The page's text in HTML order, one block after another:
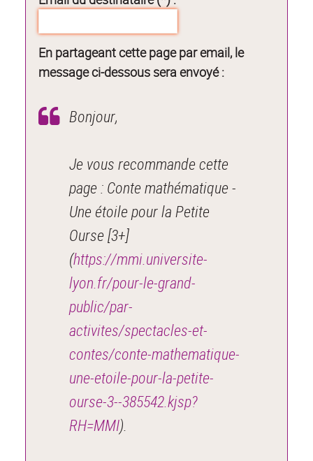
En partageant cette page par email, le
message ci-dessous sera envoyé :
Bonjour,
Je vous recommande cette
page : Conte mathématique -
Une étoile pour la Petite
Ourse [3+]
(https://mmi.universite-
lyon.fr/pour-le-grand-
public/par-
activites/spectacles-et-
contes/conte-mathematique-
une-etoile-pour-la-petite-
ourse-3--385542.kjsp?
RH=MMI).